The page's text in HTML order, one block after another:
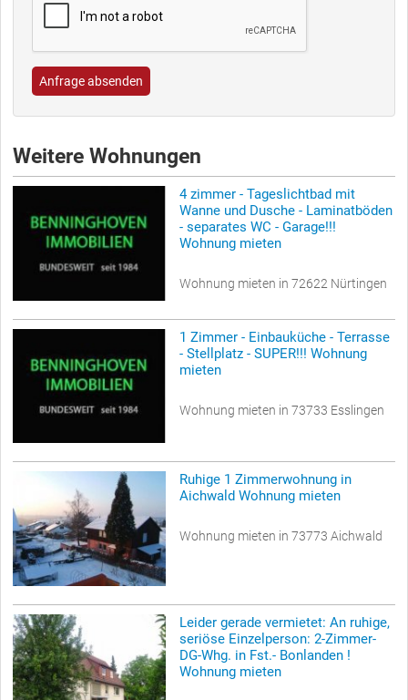
Anfrage absenden
Weitere Wohnungen
4 zimmer - Tageslichtbad mit
Wanne und Dusche - Laminatböden
- separates WC - Garage!!!
Wohnung mieten
Wohnung mieten in 72622 Nürtingen
1 Zimmer - Einbauküche - Terrasse
- Stellplatz - SUPER!!! Wohnung
mieten
Wohnung mieten in 73733 Esslingen
Ruhige 1 Zimmerwohnung in
Aichwald Wohnung mieten
Wohnung mieten in 73773 Aichwald
Leider gerade vermietet: An ruhige,
seriöse Einzelperson: 2-Zimmer-
DG-Whg. in Fst.- Bonlanden !
Wohnung mieten